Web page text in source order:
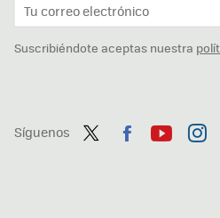
Suscribiéndote aceptas nuestra
Síguenos